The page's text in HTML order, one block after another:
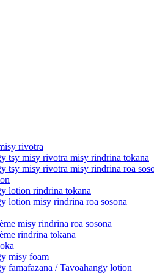
rivotra
tsy misy rivotra misy rindrina tokana
tsy misy rivotra misy rindrina roa
lotion rindrina tokana
lotion misy rindrina roa sosona
misy rindrina roa sosona
rindrina tokana
misy foam
famafazana / Tavoahangy lotion